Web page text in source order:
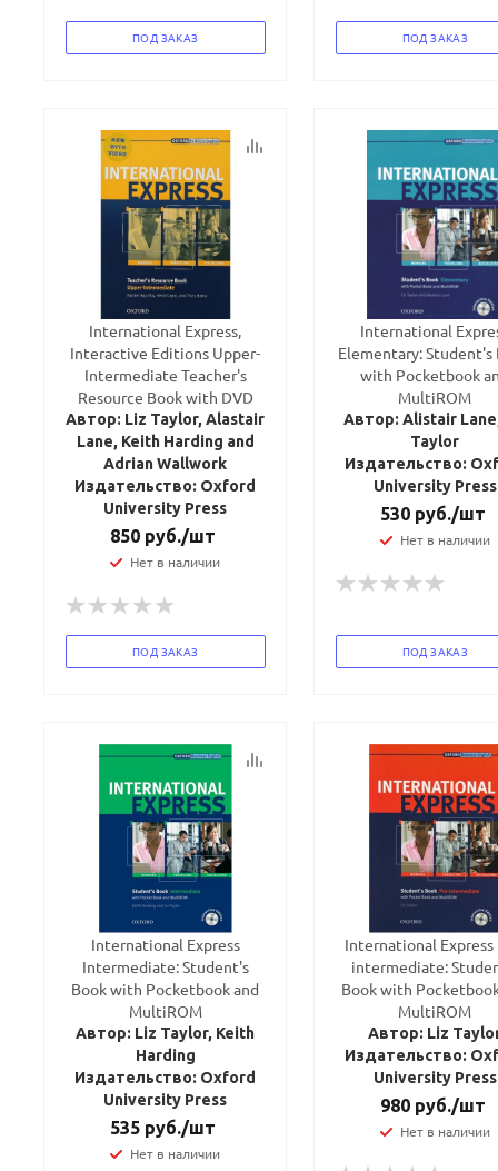
ПОД ЗАКАЗ ПОД ЗАКАЗ
International Express,
Interactive Editions Upper-
Intermediate Teacher's
Resource Book with DVD
Автор: Liz Taylor, Alastair
Lane, Keith Harding and
Adrian Wallwork
Издательство: Oxford
University Press
850 руб./шт
Нет в наличии
ПОД ЗАКАЗ
International
Elementary: Student's
with Pocketbook
MultiROM
Автор: Alistair
Taylor
Издательство:
University Press
530руб./шт
Нет в наличии
ПОД ЗАКАЗ
International Express
Intermediate: Student's
Book with Pocketbook and
MultiROM
Автор: Liz Taylor, Keith
Harding
Издательство: Oxford
University Press
535 руб./шт
Нет в наличии
International Express
intermediate:
Book with
MultiROM
Автор: Liz
Издательство:
University Press
980руб./шт
Нет в наличии